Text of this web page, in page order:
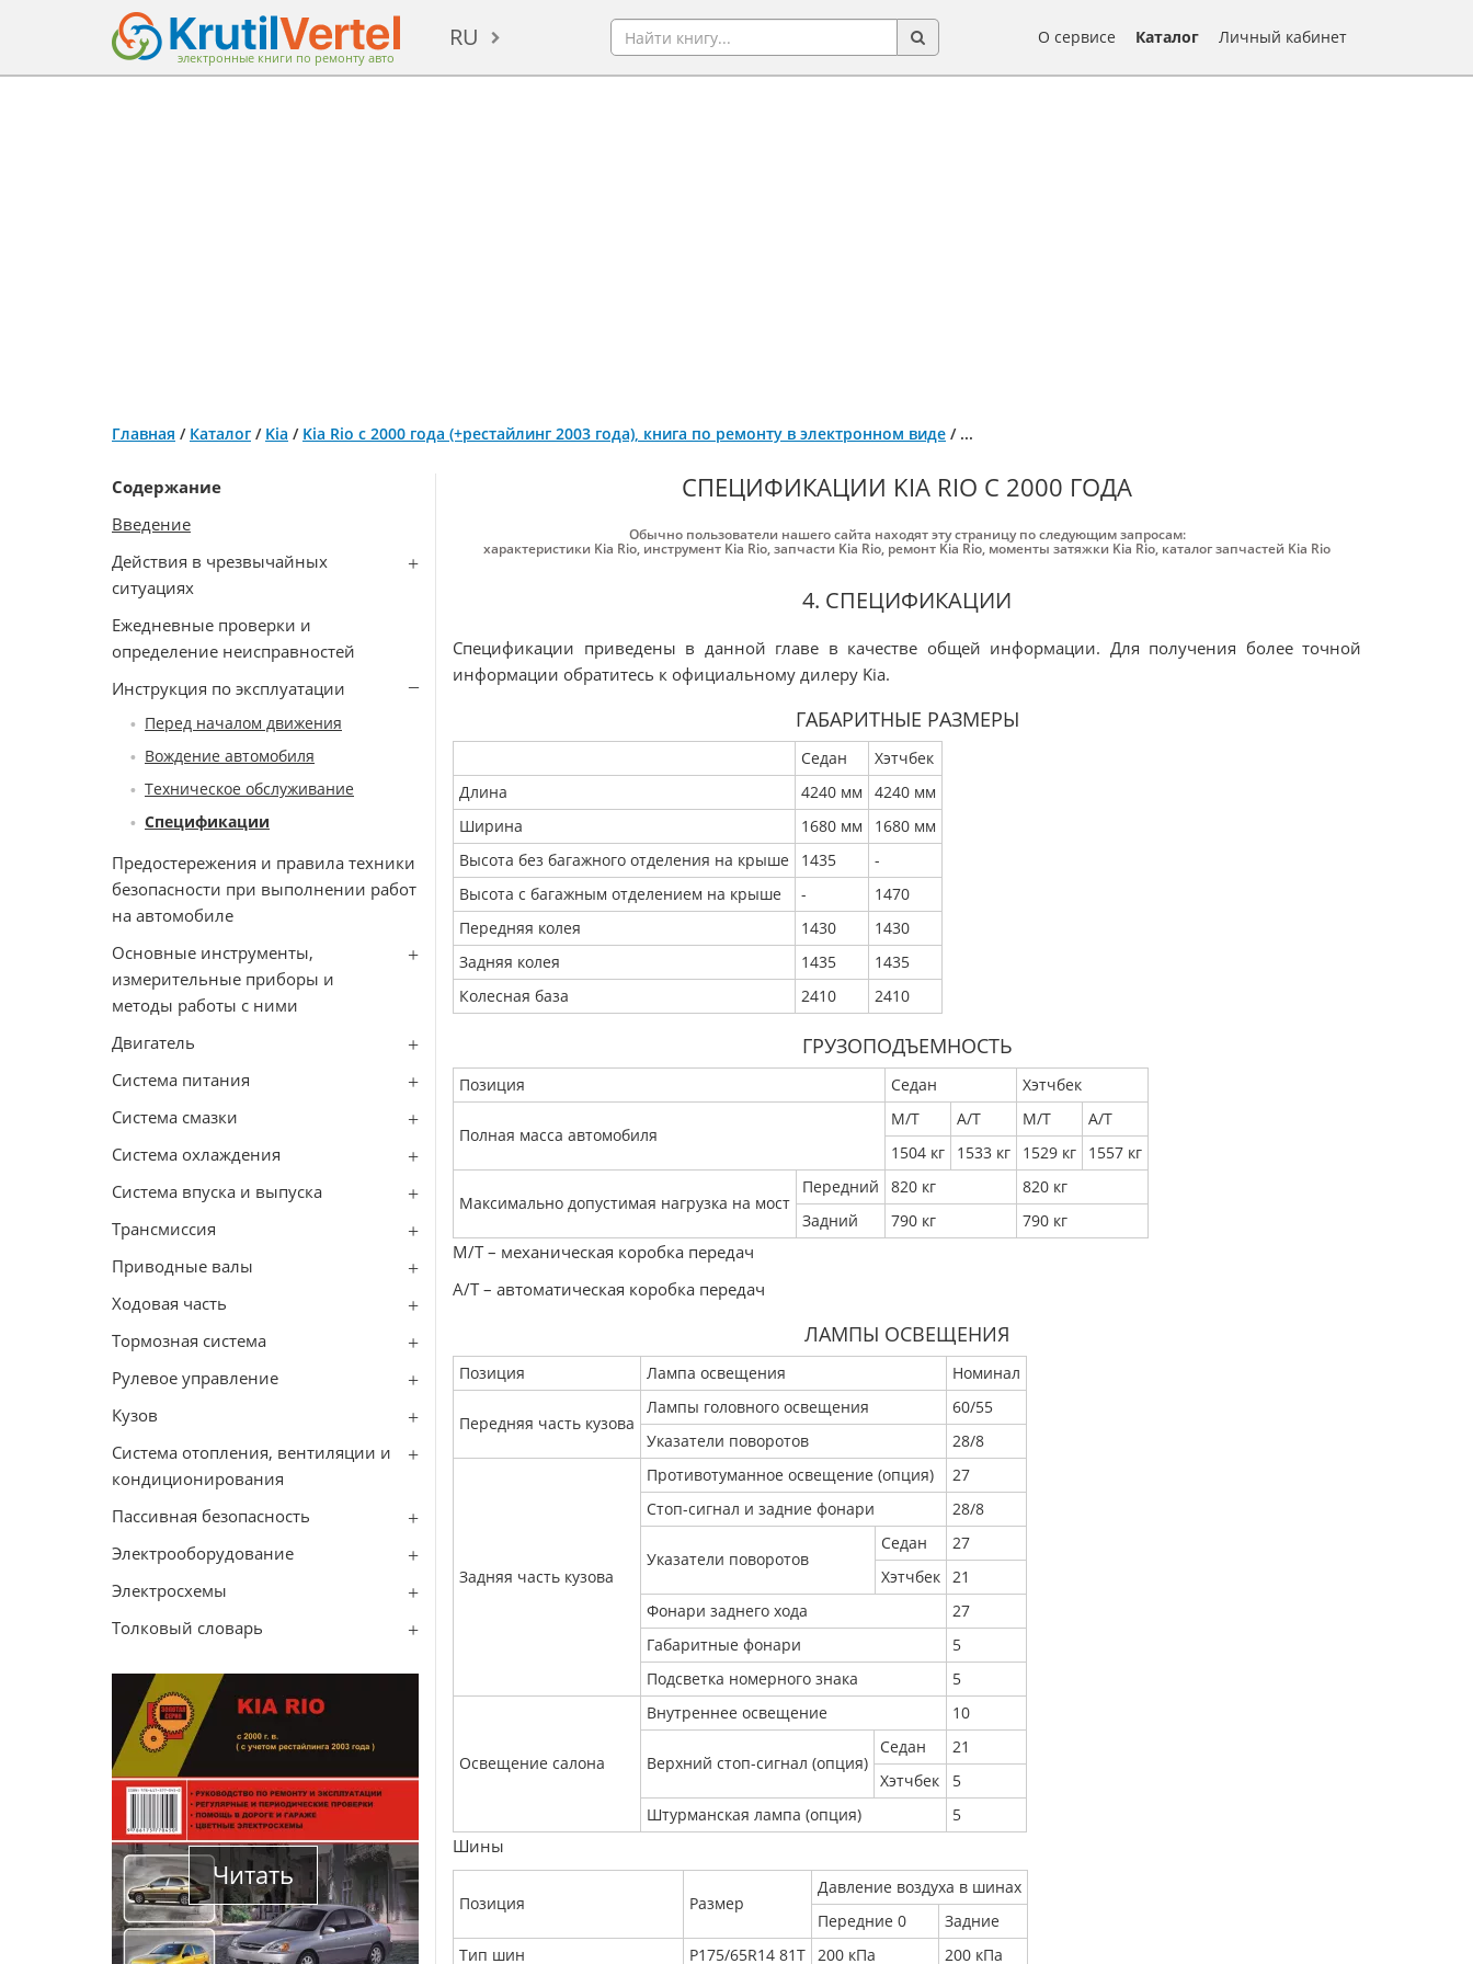
электронные книги по ремонту авто
RU О сервисе Каталог Личный кабинет
Главная / Каталог / Kia / Kia Rio с 2000 года (+рестайлинг 2003 года), книга по ремонту в электронном виде / ...
Содержание
Введение
Действия в чрезвычайных
ситуациях
Ежедневные проверки и
определение неисправностей
Инструкция по эксплуатации
Перед началом движения
Вождение автомобиля
Техническое обслуживание
Спецификации
Предостережения и правила техники
безопасности при выполнении работ
на автомобиле
Основные инструменты,
измерительные приборы и
методы работы с ними
Двигатель
Система питания
Система смазки
Система охлаждения
Система впуска и выпуска
Трансмиссия
Приводные валы
Ходовая часть
Тормозная система
Рулевое управление
Кузов
Система отопления, вентиляции и
кондиционирования
Пассивная безопасность
Электрооборудование
Электросхемы
Толковый словарь
Читать
СПЕЦИФИКАЦИИ KIA RIO С 2000 ГОДА
Обычно пользователи нашего сайта находят эту страницу по следующим запросам:
характеристики Kia Rio, инструмент Kia Rio,запчасти Kia Rio, ремонт Kia Rio, моменты затяжки Kia Rio, каталог запчастей Kia Rio
4. СПЕЦИФИКАЦИИ
Спецификации приведены в данной главе в качестве общей информации. Для получения более точной
информации обратитесь к официальному дилеру Kia.
ГАБАРИТНЫЕ РАЗМЕРЫ
Седан
Хэтчбек
Длина
4240 мм
4240 мм
Ширина
1680 мм
1680 мм
Высота без багажного отделения на крыше
1435
-
Высота с багажным отделением на крыше
-
1470
Передняя колея
1430
1430
Задняя колея
1435
1435
Колесная база
2410 2410
ГРУЗОПОДЪЕМНОСТЬ
Позиция Седан Хэтчбек
Полная масса автомобиля
М/Т А/Т М/Т
А/Т
1504 кг
1533 кг 1529 кг 1557 кг
Максимально допустимая нагрузка на мост
Передний 820 кг
820 кг
Задний
790 кг 790 кг
М/Т – механическая коробка передач
А/Т – автоматическая коробка передач
ЛАМПЫ ОСВЕЩЕНИЯ
Позиция Лампа освещения Номинал
Передняя часть кузова
Лампы головного освещения
60/55
Указатели поворотов
28/8
Задняя часть кузова
Противотуманное освещение (опция)
27
Стоп-сигнал и задние фонари
28/8
Указатели поворотов
Седан
27
Хэтчбек 21
Фонари заднего хода
27
Габаритные фонари
5
Подсветка номерного знака
5
Освещение салона
Внутреннее освещение 10
Верхний стоп-сигнал (опция)
Седан
21
Хэтчбек
5
Штурманская лампа (опция)
5
Шины
Позиция Размер
Давление воздуха в шинах
Передние 0
Задние
Тип шин
Р175/65R14 81Т 200 кПа 200 кПа